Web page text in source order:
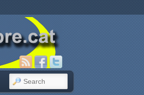
SEARCH